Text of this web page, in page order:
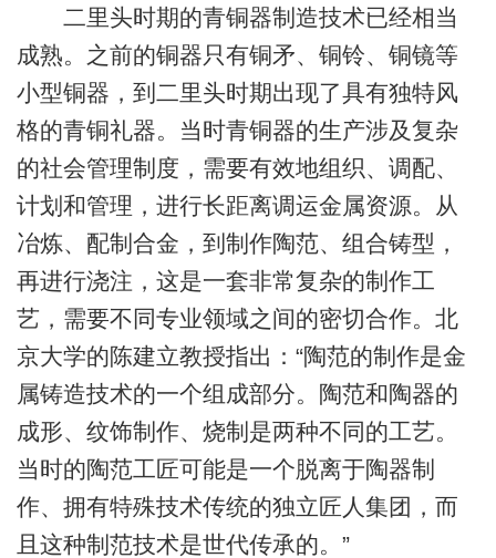
二里头时期的青铜器制造技术已经相当
成熟。之前的铜器只有铜矛、铜铃、铜镜等
小型铜器，到二里头时期出现了具有独特风
格的青铜礼器。当时青铜器的生产涉及复杂
的社会管理制度，需要有效地组织、调配、
计划和管理，进行长距离调运金属资源。从
冶炼、配制合金，到制作陶范、组合铸型，
再进行浇注，这是一套非常复杂的制作工
艺，需要不同专业领域之间的密切合作。北
京大学的陈建立教授指出：“陶范的制作是金
属铸造技术的一个组成部分。陶范和陶器的
成形、纹饰制作、烧制是两种不同的工艺。
当时的陶范工匠可能是一个脱离于陶器制
作、拥有特殊技术传统的独立匠人集团，而
且这种制范技术是世代传承的。”